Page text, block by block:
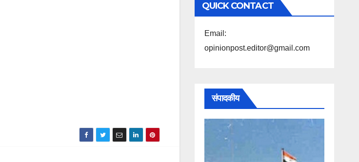
पढ़ें
QUICK CONTACT
Email:
opinionpost.editor@gmail.com
संपादकीय